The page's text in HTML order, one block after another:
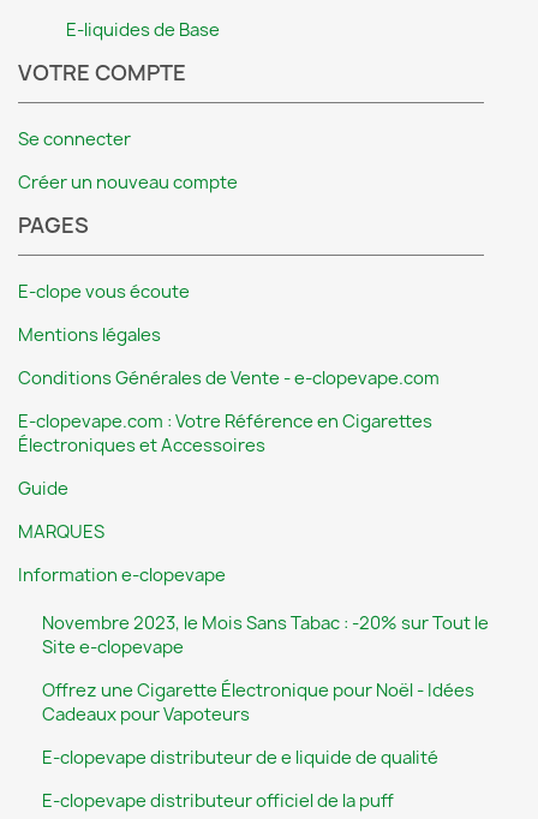
E-liquides de Base
VOTRE COMPTE
Se connecter
Créer un nouveau compte
PAGES
E-clope vous écoute
Mentions légales
Conditions Générales de Vente - e-clopevape.com
E-clopevape.com : Votre Référence en Cigarettes
Électroniques et Accessoires
Guide
MARQUES
Information e-clopevape
Novembre 2023, le Mois Sans Tabac : -20% sur Tout le
Site e-clopevape
Offrez une Cigarette Électronique pour Noël - Idées
Cadeaux pour Vapoteurs
E-clopevape distributeur de e liquide de qualité
E-clopevape distributeur officiel de la puff